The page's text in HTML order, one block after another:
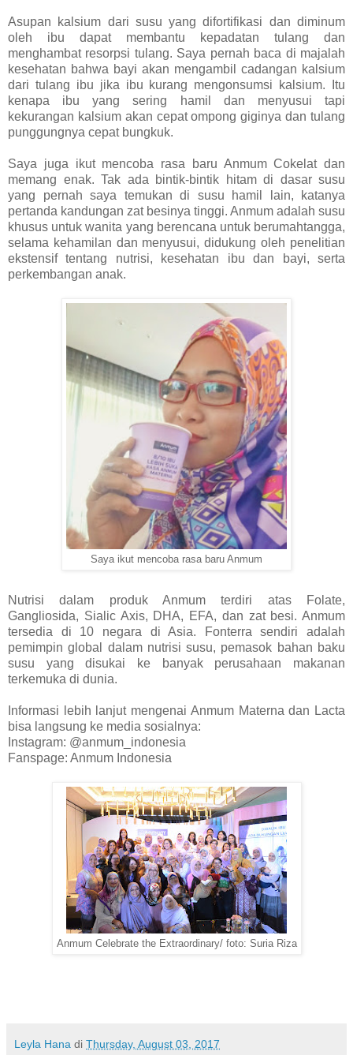
Asupan kalsium dari susu yang difortifikasi dan diminum
oleh ibu dapat membantu kepadatan tulang dan
menghambat resorpsi tulang. Saya pernah baca di majalah
kesehatan bahwa bayi akan mengambil cadangan kalsium
dari tulang ibu jika ibu kurang mengonsumsi kalsium. Itu
kenapa ibu yang sering hamil dan menyusui tapi
kekurangan kalsium akan cepat ompong giginya dan tulang
punggungnya cepat bungkuk.
Saya juga ikut mencoba rasa baru Anmum Cokelat dan
memang enak. Tak ada bintik-bintik hitam di dasar susu
yang pernah saya temukan di susu hamil lain, katanya
pertanda kandungan zat besinya tinggi. Anmum adalah susu
khusus untuk wanita yang berencana untuk berumahtangga,
selama kehamilan dan menyusui, didukung oleh penelitian
ekstensif tentang nutrisi, kesehatan ibu dan bayi, serta
perkembangan anak.
Saya ikut mencoba rasa baru Anmum
Nutrisi dalam produk Anmum terdiri atas Folate,
Gangliosida, Sialic Axis, DHA, EFA, dan zat besi. Anmum
tersedia di 10 negara di Asia. Fonterra sendiri adalah
pemimpin global dalam nutrisi susu, pemasok bahan baku
susu yang disukai ke banyak perusahaan makanan
terkemuka di dunia.
Informasi lebih lanjut mengenai Anmum Materna dan Lacta
bisa langsung ke media sosialnya:
Instagram: @anmum_indonesia
Fanspage: Anmum Indonesia
Anmum Celebrate the Extraordinary/ foto: Suria Riza
Leyla Hana di Thursday, August 03, 2017